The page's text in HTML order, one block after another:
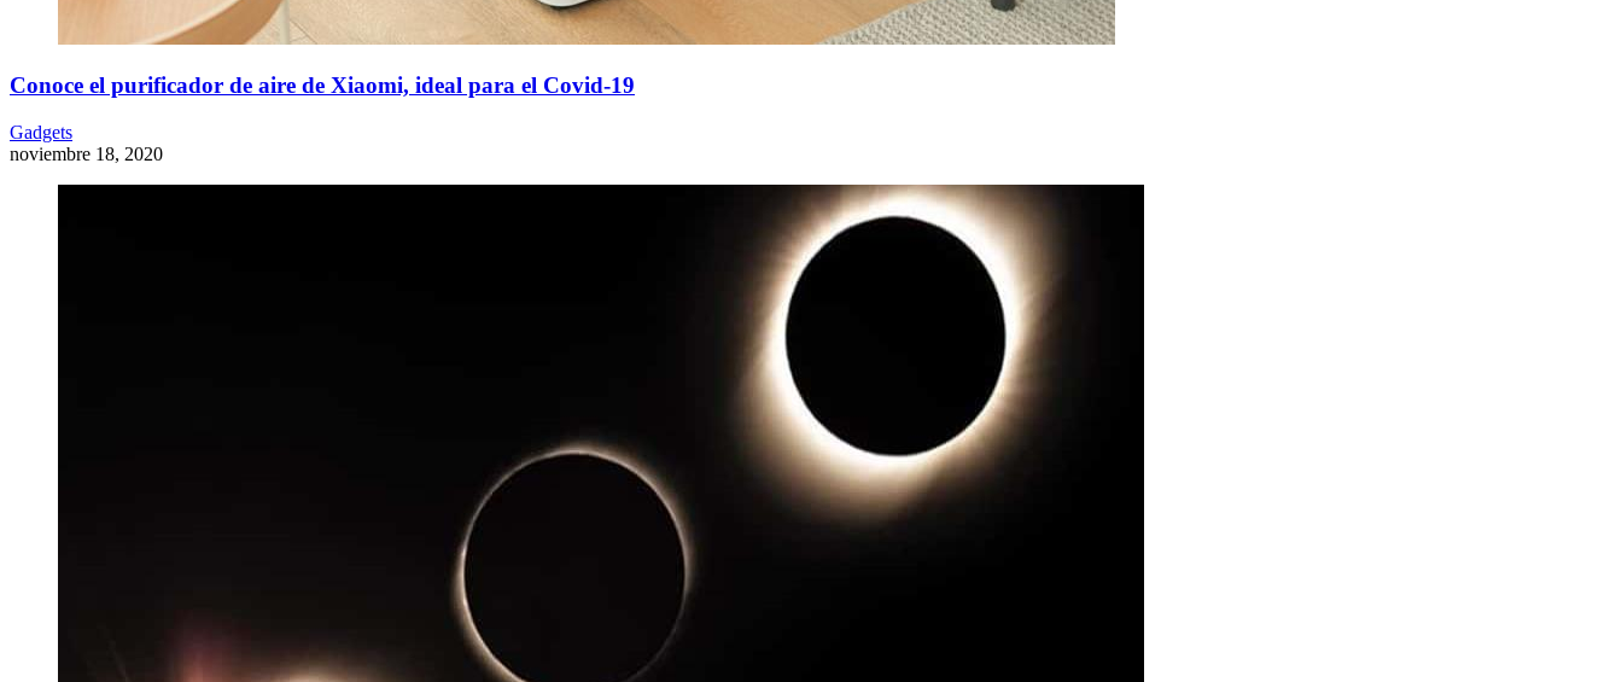
Conoce el purificador de aire de Xiaomi, ideal para el Covid-19
Gadgets
noviembre 18, 2020